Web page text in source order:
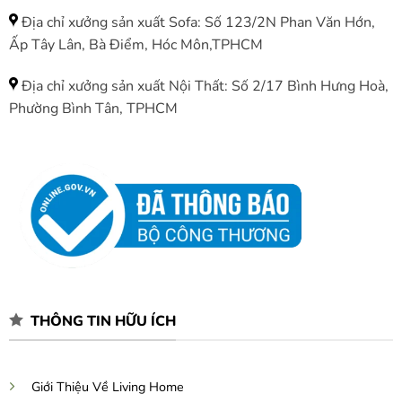
Địa chỉ xưởng sản xuất Sofa: Số 123/2N Phan Văn Hớn,
Ấp Tây Lân, Bà Điểm, Hóc Môn,TPHCM
Địa chỉ xưởng sản xuất Nội Thất: Số 2/17 Bình Hưng Hoà,
Phường Bình Tân, TPHCM
THÔNG TIN HỮU ÍCH
Giới Thiệu Về Living Home